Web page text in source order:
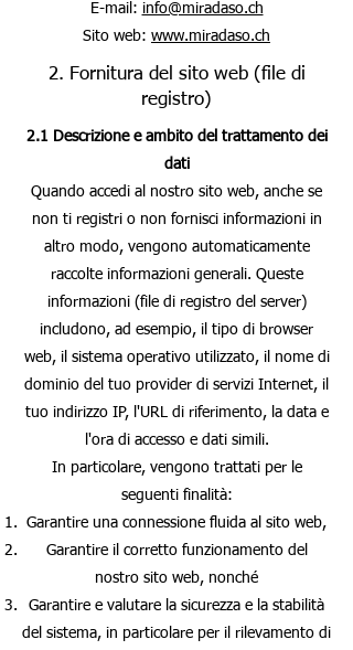
E-mail: info@miradaso.ch
Sito web: www.miradaso.ch
2. Fornitura del sito web (file di
registro)
2.1 Descrizione e ambito del trattamento dei
dati
Quando accedi al nostro sito web, anche se
non ti registri o non fornisci informazioni in
altro modo, vengono automaticamente
raccolte informazioni generali. Queste
informazioni (file di registro del server)
includono, ad esempio, il tipo di browser
web, il sistema operativo utilizzato, il nome di
dominio del tuo provider di servizi Internet, il
tuo indirizzo IP, l'URL di riferimento, la data e
l'ora di accesso e dati simili.
In particolare, vengono trattati per le
seguenti finalità:
Garantire una connessione fluida al sito web,
Garantire il corretto funzionamento del
nostro sito web, nonché
Garantire e valutare la sicurezza e la stabilità
del sistema, in particolare per il rilevamento di